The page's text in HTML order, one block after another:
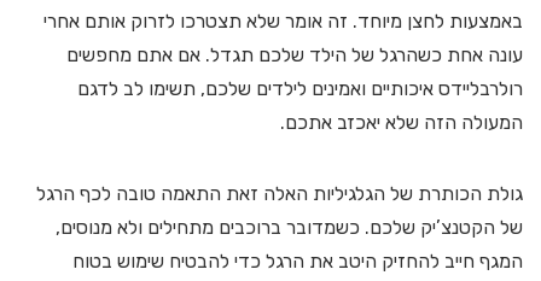
באמצעות לחצן מיוחד. זה אומר שלא תצטרכו לזרוק אותם אחרי
עונה אחת כשהרגל של הילד שלכם תגדל. אם אתם מחפשים
רולרבליידס איכותיים ואמינים לילדים שלכם, תשימו לב לדגם
המעולה הזה שלא יאכזב אתכם.
גולת הכותרת של הגלגיליות האלה זאת התאמה טובה לכף הרגל
של הקטנצ’יק שלכם. כשמדובר ברוכבים מתחילים ולא מנוסים,
המגף חייב להחזיק היטב את הרגל כדי להבטיח שימוש בטוח